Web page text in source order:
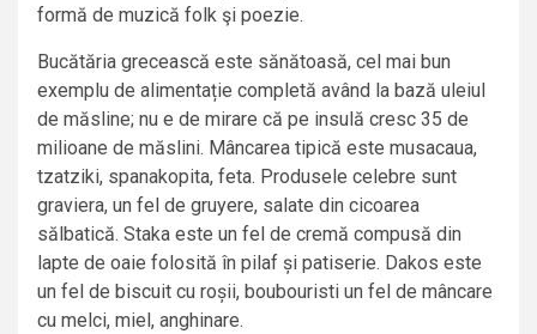
formă de muzică folk şi poezie.
Bucătăria grecească este sănătoasă, cel mai bun
exemplu de alimentație completă având la bază uleiul
de măsline; nu e de mirare că pe insulă cresc 35 de
milioane de măslini. Mâncarea tipică este musacaua,
tzatziki, spanakopita, feta. Produsele celebre sunt
graviera, un fel de gruyere, salate din cicoarea
sălbatică. Staka este un fel de cremă compusă din
lapte de oaie folosită în pilaf și patiserie. Dakos este
un fel de biscuit cu roșii, boubouristi un fel de mâncare
cu melci, miel, anghinare.